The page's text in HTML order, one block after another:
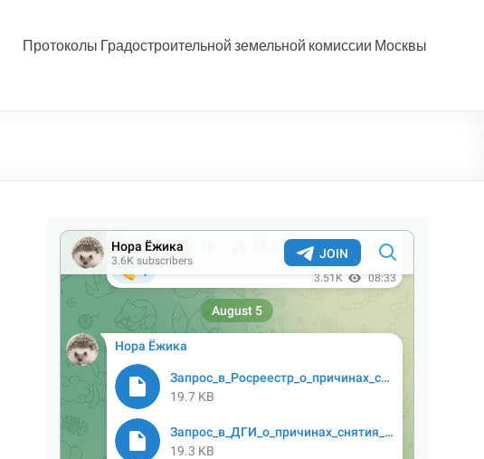
Протоколы Градостроительной земельной комиссии Москвы